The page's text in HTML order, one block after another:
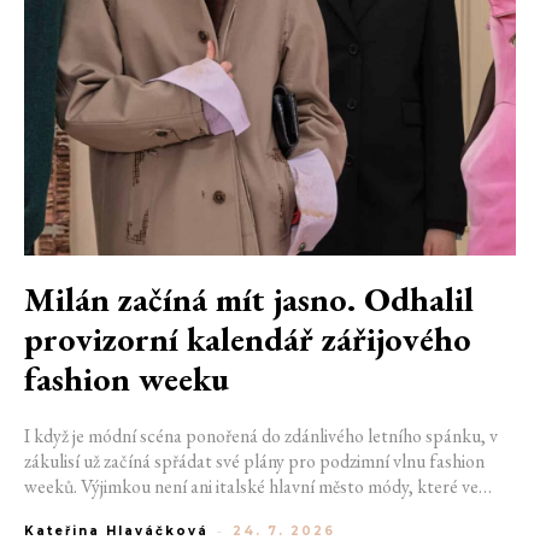
Milán začíná mít jasno. Odhalil
provizorní kalendář zářijového
fashion weeku
I když je módní scéna ponořená do zdánlivého letního spánku, v
zákulisí už začíná spřádat své plány pro podzimní vlnu fashion
weeků. Výjimkou není ani italské hlavní město módy, které ve
Kateřina Hlaváčková - 24. 7. 2026